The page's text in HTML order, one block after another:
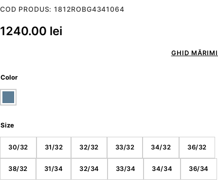
COD PRODUS: 1812ROBG4341064
1240.00 lei
GHID MĂRIMI
Color
Size
30/32 31/32 32/32 33/32 34/32 36/32
38/32 31/34 32/34 33/34 34/34 36/34